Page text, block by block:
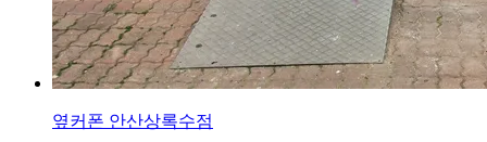
옆커폰 안산상록수점